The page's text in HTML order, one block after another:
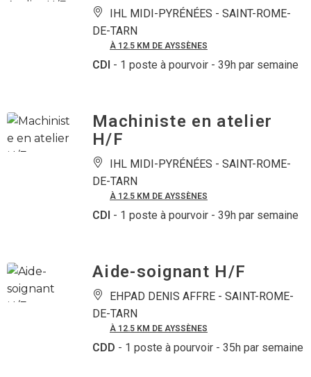
IHL MIDI-PYRÉNÉES - SAINT-ROME-
DE-TARN
À 12.5 KM DE AYSSÈNES
CDI - 1 poste à pourvoir - 39h par semaine
Machiniste en atelier
H/F
IHL MIDI-PYRÉNÉES - SAINT-ROME-
DE-TARN
À 12.5 KM DE AYSSÈNES
CDI - 1 poste à pourvoir - 39h par semaine
Aide-soignant H/F
EHPAD DENIS AFFRE - SAINT-ROME-
DE-TARN
À 12.5 KM DE AYSSÈNES
CDD - 1 poste à pourvoir - 35h par semaine